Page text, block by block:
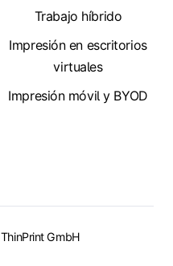
Trabajo híbrido
Impresión en escritorios
virtuales
Impresión móvil y BYOD
GmbH